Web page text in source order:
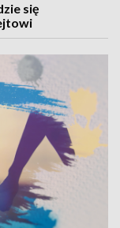
się